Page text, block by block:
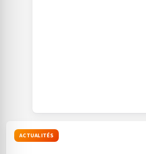
ACTUALITÉS